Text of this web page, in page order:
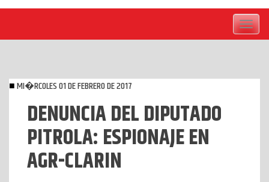
Toggle
MI�RCOLES 01 DE FEBRERO DE 2017
DENUNCIA DEL DIPUTADO
PITROLA: ESPIONAJE EN
AGR-CLARIN